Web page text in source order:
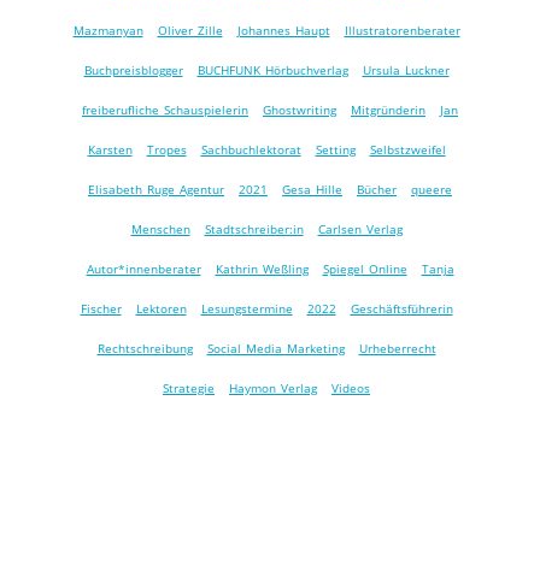
Mazmanyan Oliver Zille Johannes Haupt Illustratorenberater
Buchpreisblogger BUCHFUNK Hörbuchverlag Ursula Luckner
freiberufliche Schauspielerin Ghostwriting Mitgründerin Jan
Karsten Tropes Sachbuchlektorat Setting Selbstzweifel
Elisabeth Ruge Agentur 2021 Gesa Hille Bücher queere
Menschen Stadtschreiber:in Carlsen Verlag
Autor*innenberater Kathrin Weßling Spiegel Online Tanja
Fischer Lektoren Lesungstermine 2022 Geschäftsführerin
Rechtschreibung Social Media Marketing Urheberrecht
Strategie Haymon Verlag Videos